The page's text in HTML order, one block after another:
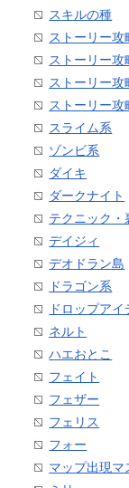
スキルの種
ストーリー攻
ストーリー攻
ストーリー攻
ストーリー攻
スライム系
ゾンビ系
ダイキ
ダークナイト
テクニック・
デイジィ
デオドラン島
ドラゴン系
ドロップアイ
ネルト
ハエおとこ
フェイト
フェザー
フェリス
フォー
マップ出現マ